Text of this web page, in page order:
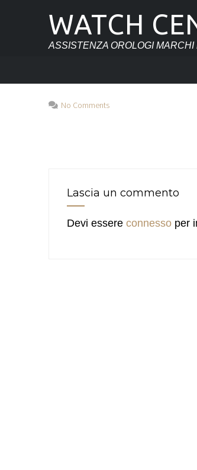
WATCH
ASSISTENZA OROLOGI MARCHI
No Comments
Lascia un commento
Devi essere connesso per